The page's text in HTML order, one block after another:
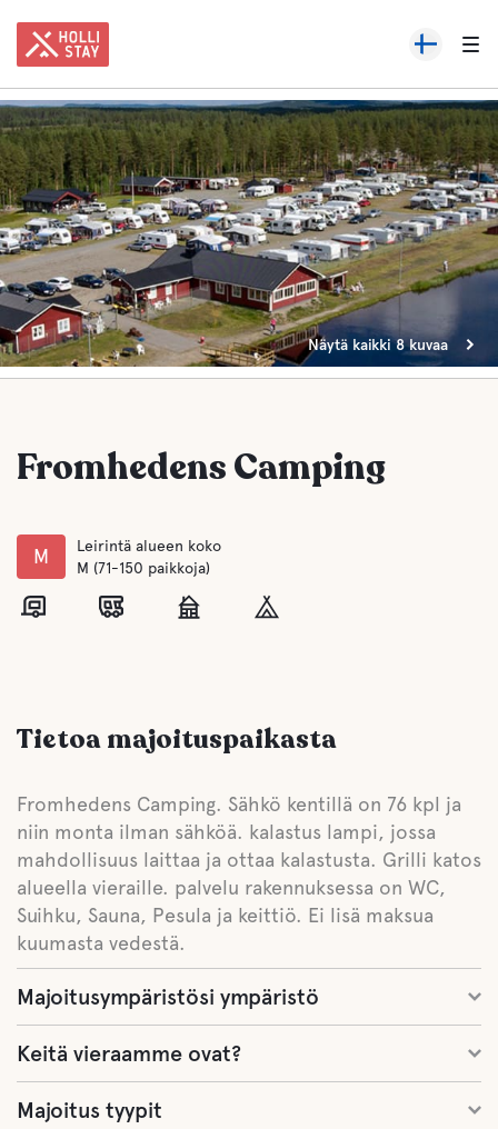
Näytä kaikki 8 kuvaa
Fromhedens Camping
M
Leirintä alueen koko
M (71-150 paikkoja)
Tietoa majoituspaikasta
Fromhedens Camping. Sähkö kentillä on 76 kpl ja
niin monta ilman sähköä. kalastus lampi, jossa
mahdollisuus laittaa ja ottaa kalastusta. Grilli katos
alueella vieraille. palvelu rakennuksessa on WC,
Suihku, Sauna, Pesula ja keittiö. Ei lisä maksua
kuumasta vedestä.
Majoitusympäristösi ympäristö
Keitä vieraamme ovat?
Majoitus tyypit